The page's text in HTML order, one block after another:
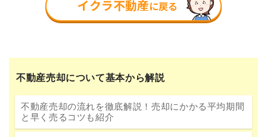
不動産売却について基本から解説
不動産売却の流れを徹底解説！売却にかかる平均期間
と早く売るコツも紹介